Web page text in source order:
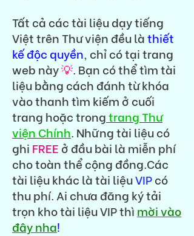
Tất cả các tài liệu dạy tiếng
Việt trên Thư viện đều làthiết
kế độc quyền, chỉ có tại trang
web này💡. Bạn có thể tìm tài
liệu bằng cách đánh từ khóa
vào thanh tìm kiếm ở cuối
trang hoặc trongtrang Thư
viện Chính. Những tài liệu có
ghi FREE ở đầu bài là miễn phí
cho toàn thể cộng đồng.Các
tài liệu khác là tài liệuVIPcó
thu phí. Ai chưa đăng ký tải
trọn kho tài liệu VIP thì mời vào
đây nha!